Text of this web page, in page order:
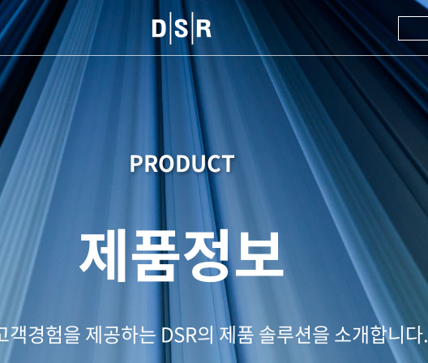
PRODUCT
제품정보
객경험을 제공하는 DSR의 제품 솔루션을 소개합니다.